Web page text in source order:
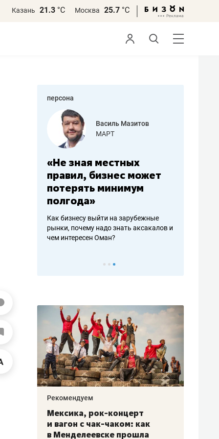
Казань 21.3 °С Москва 25.7 °С
персона
Василь Мазитов
МАРТ
«Не зная местных
правил, бизнес может
потерять минимум
полгода»
Как бизнесу выйти на зарубежные
рынки, почему надо знать аксакалов и
чем интересен Оман?
Рекомендуем
Мексика, рок-концерт
и вагон с чак-чаком: как
в Менделеевске прошла